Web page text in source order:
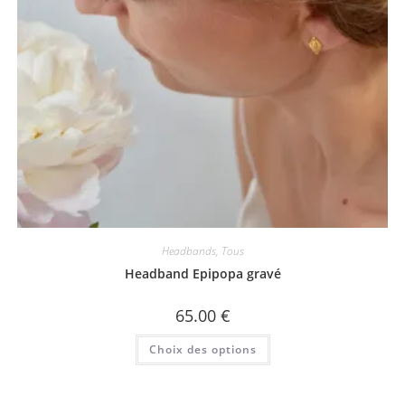
Headbands, Tous
Headband Epipopa gravé
65.00 €
Choix des options
Ce
a